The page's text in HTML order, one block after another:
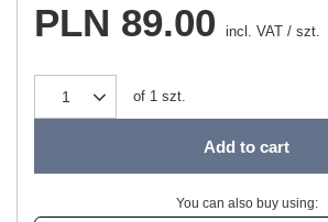
PLN 89.00 incl. VAT / szt.
of 1 szt.
Add to cart
You can also buy using: